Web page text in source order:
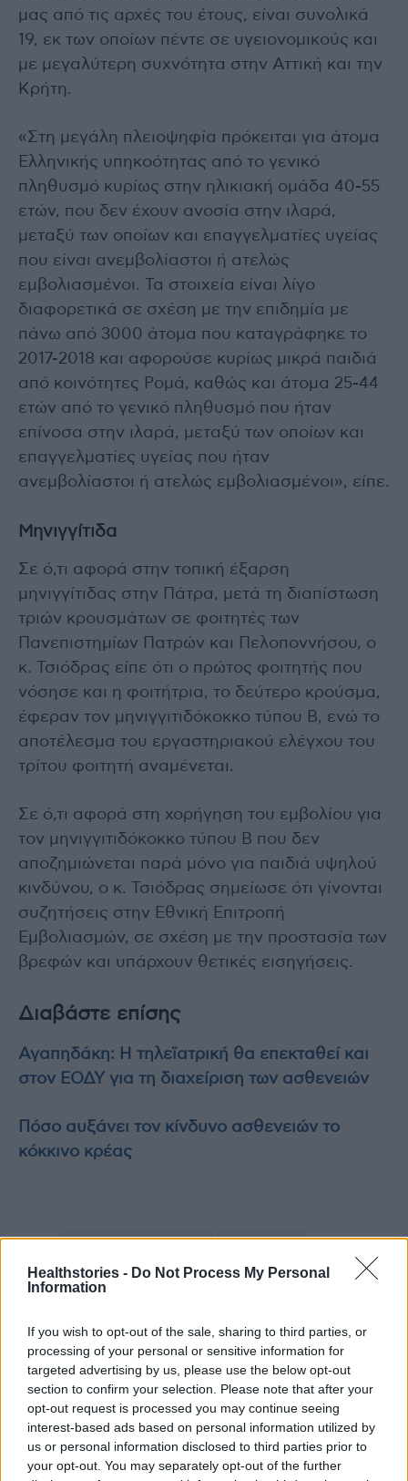
Healthstories - Do Not Process My Personal
Information
If you wish to opt-out of the sale, sharing to third parties, or
processing of your personal or sensitive information for
targeted advertising by us, please use the below opt-out
section to confirm your selection. Please note that after your
opt-out request is processed you may continue seeing
interest-based ads based on personal information utilized by
us or personal information disclosed to third parties prior to
your opt-out. You may separately opt-out of the further
μας από τις αρχές του έτους, είναι συνολικά
19, εκ των οποίων πέντε σε υγειονομικούς και
με μεγαλύτερη συχνότητα στην Αττική και την
Κρήτη.
«Στη μεγάλη πλειοψηφία πρόκειται για άτομα
Ελληνικής υπηκοότητας από το γενικό
πληθυσμό κυρίως στην ηλικιακή ομάδα 40-55
ετών, που δεν έχουν ανοσία στην ιλαρά,
μεταξύ των οποίων και επαγγελματίες υγείας
που είναι ανεμβολίαστοι ή ατελώς
εμβολιασμένοι. Τα στοιχεία είναι λίγο
διαφορετικά σε σχέση με την επιδημία με
πάνω από 3000 άτομα που καταγράφηκε το
2017-2018 και αφορούσε κυρίως μικρά παιδιά
από κοινότητες Ρομά, καθώς και άτομα 25-44
ετών από το γενικό πληθυσμό που ήταν
επίνοσα στην ιλαρά, μεταξύ των οποίων και
επαγγελματίες υγείας που ήταν
ανεμβολίαστοι ή ατελώς εμβολιασμένοι», είπε.
Μηνιγγίτιδα
Σε ό,τι αφορά στην τοπική έξαρση
μηνιγγίτιδας στην Πάτρα, μετά τη διαπίστωση
τριών κρουσμάτων σε φοιτητές των
Πανεπιστημίων Πατρών και Πελοποννήσου, ο
κ. Τσιόδρας είπε ότι ο πρώτος φοιτητής που
νόσησε και η φοιτήτρια, το δεύτερο κρούσμα,
έφεραν τον μηνιγγιτιδόκοκκο τύπου Β, ενώ το
αποτέλεσμα του εργαστηριακού ελέγχου του
τρίτου φοιτητή αναμένεται.
Σε ό,τι αφορά στη χορήγηση του εμβολίου για
τον μηνιγγιτιδόκοκκο τύπου Β που δεν
αποζημιώνεται παρά μόνο για παιδιά υψηλού
κινδύνου, ο κ. Τσιόδρας σημείωσε ότι γίνονται
συζητήσεις στην Εθνική Επιτροπή
Εμβολιασμών, σε σχέση με την προστασία των
βρεφών και υπάρχουν θετικές εισηγήσεις.
Διαβάστε επίσης
Αγαπηδάκη: Η τηλεϊατρική θα επεκταθεί και
στον ΕΟΔΥ για τη διαχείριση των ασθενειών
Πόσο αυξάνει τον κίνδυνο ασθενειών το
κόκκινο κρέας
TAGS Ελληνική Εταιρεία Λοιμώξεων
επιδημία ιλαράς
Σωτήρης Τσιόδρας
HS Team